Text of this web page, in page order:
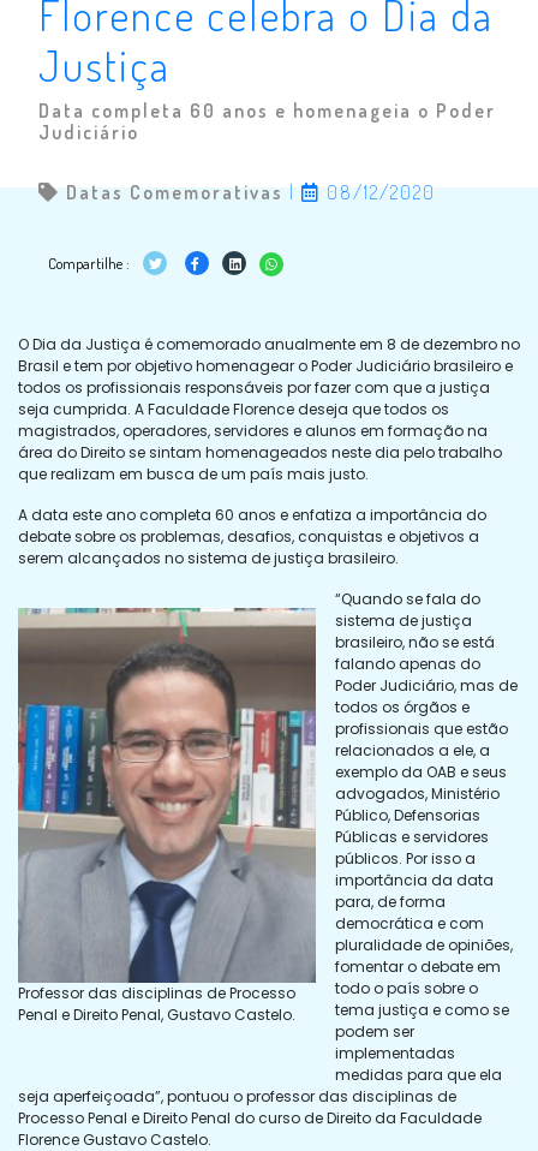
Florence celebra o Dia da
Justiça
Data completa 60 anos e homenageia o Poder
Judiciário
Datas Comemorativas | 08/12/2020
Compartilhe :
O Dia da Justiça é comemorado anualmente em 8 de dezembro no
Brasil e tem por objetivo homenagear o Poder Judiciário brasileiro e
todos os profissionais responsáveis por fazer com que a justiça
seja cumprida. A Faculdade Florence deseja que todos os
magistrados, operadores, servidores e alunos em formação na
área do Direito se sintam homenageados neste dia pelo trabalho
que realizam em busca de um país mais justo.
A data este ano completa 60 anos e enfatiza a importância do
debate sobre os problemas, desafios, conquistas e objetivos a
serem alcançados no sistema de justiça brasileiro.
Professor das disciplinas de Processo
Penal e Direito Penal, Gustavo Castelo.
“Quando se fala do
sistema de justiça
brasileiro, não se está
falando apenas do
Poder Judiciário, mas de
todos os órgãos e
profissionais que estão
relacionados a ele, a
exemplo da OAB e seus
advogados, Ministério
Público, Defensorias
Públicas e servidores
públicos. Por isso a
importância da data
para, de forma
democrática e com
pluralidade de opiniões,
fomentar o debate em
todo o país sobre o
tema justiça e como se
podem ser
implementadas
medidas para que ela
seja aperfeiçoada”, pontuou o professor das disciplinas de
Processo Penal e Direito Penal do curso de Direito da Faculdade
Florence Gustavo Castelo.